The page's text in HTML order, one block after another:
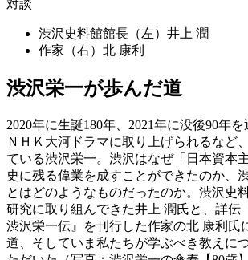
対談
渋沢史料館館長（左） 井上 潤
作家（右） 北 康利
渋沢栄一が歩んだ道
2020年に生誕180年、2021年に没後90年
ＮＨＫ大河ドラマに取り上げられるなど
ている渋沢栄一。渋沢はなぜ「日本資本
史に残る偉業を成すことができたのか、
とはどのようなものだったのか。渋沢史
研究に取り組んできた井上 潤氏と、詳伝
渋沢栄一伝』を刊行した作家の北 康利氏
道、そしていま私たちが学ぶべき教えに